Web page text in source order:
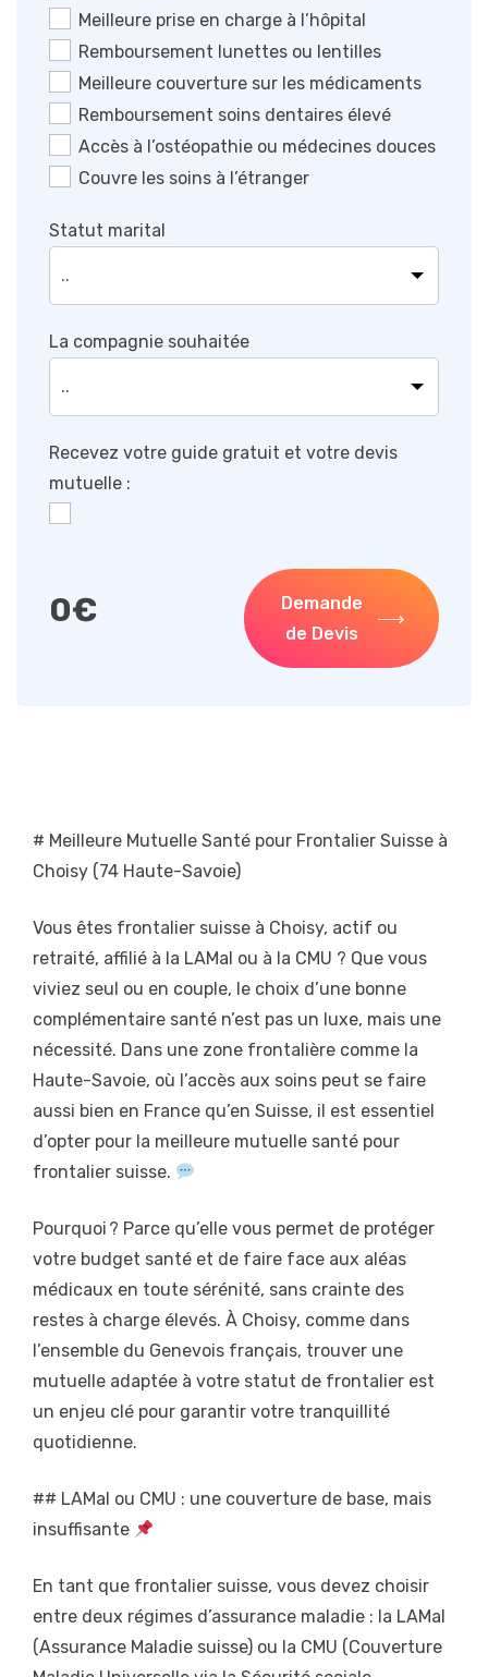
Meilleure prise en charge à l’hôpital
Remboursement lunettes ou lentilles
Meilleure couverture sur les médicaments
Remboursement soins dentaires élevé
Accès à l’ostéopathie ou médecines douces
Couvre les soins à l’étranger
Statut marital
La compagnie souhaitée
Recevez votre guide gratuit et votre devis
mutuelle :
0€
Demande
de Devis
# Meilleure Mutuelle Santé pour Frontalier Suisse à
Choisy (74 Haute-Savoie)
Vous êtes frontalier suisse à Choisy, actif ou
retraité, affilié à la LAMal ou à la CMU ? Que vous
viviez seul ou en couple, le choix d’une bonne
complémentaire santé n’est pas un luxe, mais une
nécessité. Dans une zone frontalière comme la
Haute-Savoie, où l’accès aux soins peut se faire
aussi bien en France qu’en Suisse, il est essentiel
d’opter pour la meilleure mutuelle santé pour
frontalier suisse.
Pourquoi ? Parce qu’elle vous permet de protéger
votre budget santé et de faire face aux aléas
médicaux en toute sérénité, sans crainte des
restes à charge élevés. À Choisy, comme dans
l’ensemble du Genevois français, trouver une
mutuelle adaptée à votre statut de frontalier est
un enjeu clé pour garantir votre tranquillité
quotidienne.
## LAMal ou CMU : une couverture de base, mais
insuffisante
En tant que frontalier suisse, vous devez choisir
entre deux régimes d’assurance maladie : la LAMal
(Assurance Maladie suisse) ou la CMU (Couverture